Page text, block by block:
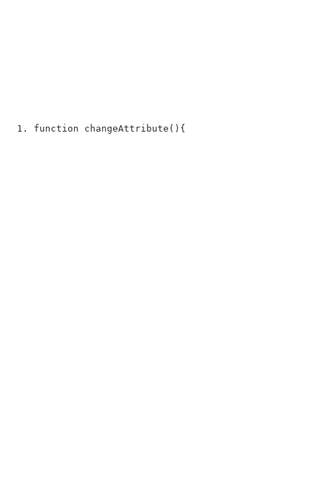
function changeAttribute(){